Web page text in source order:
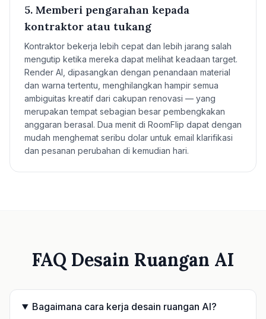
5. Memberi pengarahan kepada
kontraktor atau tukang
Kontraktor bekerja lebih cepat dan lebih jarang salah
mengutip ketika mereka dapat melihat keadaan target.
Render AI, dipasangkan dengan penandaan material
dan warna tertentu, menghilangkan hampir semua
ambiguitas kreatif dari cakupan renovasi — yang
merupakan tempat sebagian besar pembengkakan
anggaran berasal. Dua menit di RoomFlip dapat dengan
mudah menghemat seribu dolar untuk email klarifikasi
dan pesanan perubahan di kemudian hari.
FAQ Desain Ruangan AI
Bagaimana cara kerja desain ruangan AI?